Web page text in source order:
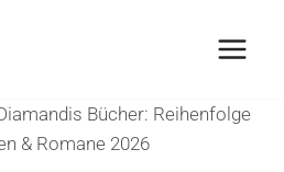
Bücher: Reihenfolge
& Romane 2026